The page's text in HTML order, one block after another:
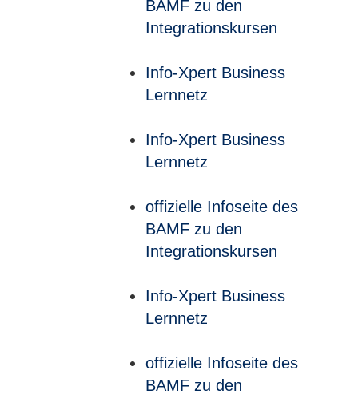
BAMF zu den
Integrationskursen
Info-Xpert Business
Lernnetz
Info-Xpert Business
Lernnetz
offizielle Infoseite des
BAMF zu den
Integrationskursen
Info-Xpert Business
Lernnetz
offizielle Infoseite des
BAMF zu den